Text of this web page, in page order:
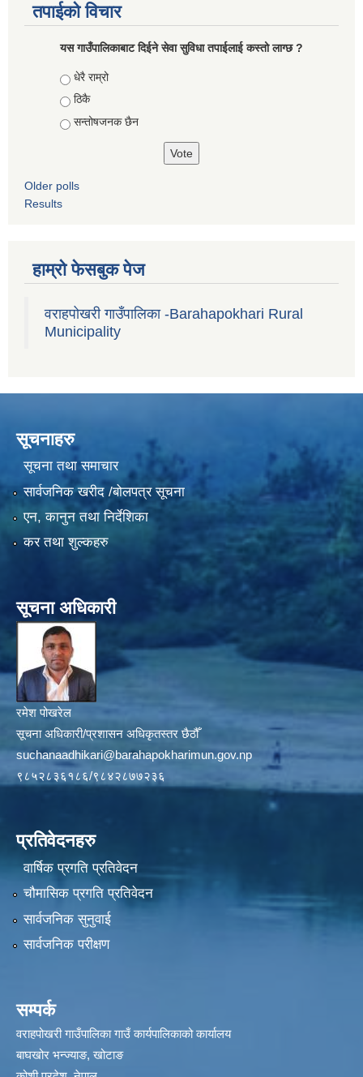
तपाईको विचार
यस गाउँपालिकाबाट दिईने सेवा सुविधा तपाईलाई कस्तो लाग्छ ?
Choices
धेरै राम्रो
ठिकै
सन्तोषजनक छैन
Older polls
Results
हाम्रो फेसबुक पेज
वराहपोखरी गाउँपालिका -Barahapokhari Rural
Municipality
सूचनाहरु
सूचना तथा समाचार
सार्वजनिक खरीद /बोलपत्र सूचना
एन, कानुन तथा निर्देशिका
कर तथा शुल्कहरु
सूचना अधिकारी
रमेश पोखरेल
सूचना अधिकारी/प्रशासन अधिकृतस्तर छैठौँ
suchanaadhikari@barahapokharimun.gov.np
९८५२८३६१८६/९८४२८७७२३६
प्रतिवेदनहरु
वार्षिक प्रगति प्रतिवेदन
चौमासिक प्रगति प्रतिवेदन
सार्वजनिक सुनुवाई
सार्वजनिक परीक्षण
सम्पर्क
वराहपोखरी गाउँपालिका गाउँ कार्यपालिकाको कार्यालय
बाघखोर भन्ज्याङ, खोटाङ